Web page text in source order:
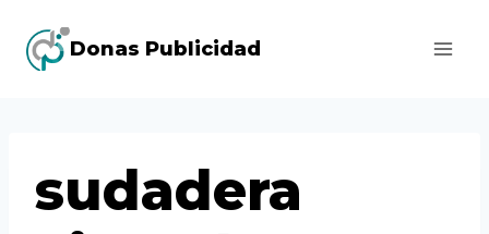
Donas Publicidad
sudadera